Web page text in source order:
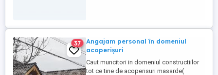
37
Angajam personal în domeniul
acoperișuri
Caut muncitori in domeniul constructiilor
tot ce tine de acoperisuri masarde(